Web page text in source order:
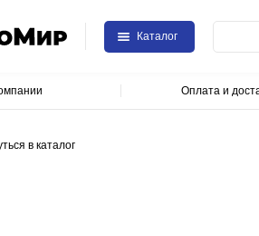
Каталог
Оплата и
в каталог